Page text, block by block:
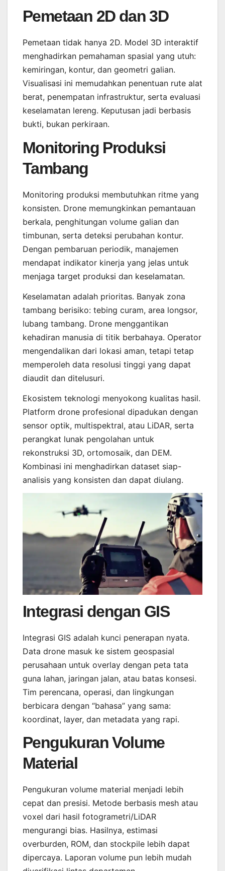
Pemetaan 2D dan 3D
Pemetaan tidak hanya 2D. Model 3D interaktif
menghadirkan pemahaman spasial yang utuh:
kemiringan, kontur, dan geometri galian.
Visualisasi ini memudahkan penentuan rute alat
berat, penempatan infrastruktur, serta evaluasi
keselamatan lereng. Keputusan jadi berbasis
bukti, bukan perkiraan.
Monitoring Produksi
Tambang
Monitoring produksi membutuhkan ritme yang
konsisten. Drone memungkinkan pemantauan
berkala, penghitungan volume galian dan
timbunan, serta deteksi perubahan kontur.
Dengan pembaruan periodik, manajemen
mendapat indikator kinerja yang jelas untuk
menjaga target produksi dan keselamatan.
Keselamatan adalah prioritas. Banyak zona
tambang berisiko: tebing curam, area longsor,
lubang tambang. Drone menggantikan
kehadiran manusia di titik berbahaya. Operator
mengendalikan dari lokasi aman, tetapi tetap
memperoleh data resolusi tinggi yang dapat
diaudit dan ditelusuri.
Ekosistem teknologi menyokong kualitas hasil.
Platform drone profesional dipadukan dengan
sensor optik, multispektral, atau LiDAR, serta
perangkat lunak pengolahan untuk
rekonstruksi 3D, ortomosaik, dan DEM.
Kombinasi ini menghadirkan dataset siap-
analisis yang konsisten dan dapat diulang.
Integrasi dengan GIS
Integrasi GIS adalah kunci penerapan nyata.
Data drone masuk ke sistem geospasial
perusahaan untuk overlay dengan peta tata
guna lahan, jaringan jalan, atau batas konsesi.
Tim perencana, operasi, dan lingkungan
berbicara dengan “bahasa” yang sama:
koordinat, layer, dan metadata yang rapi.
Pengukuran Volume
Material
Pengukuran volume material menjadi lebih
cepat dan presisi. Metode berbasis mesh atau
voxel dari hasil fotogrametri/LiDAR
mengurangi bias. Hasilnya, estimasi
overburden, ROM, dan stockpile lebih dapat
dipercaya. Laporan volume pun lebih mudah